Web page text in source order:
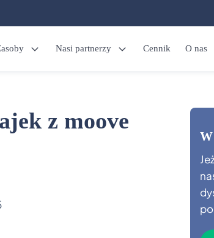
Nasi partnerzy Cennik O nas
z moove